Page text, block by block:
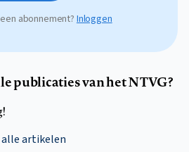
abonnement?Inloggen
publicaties van het NTVG?
artikelen